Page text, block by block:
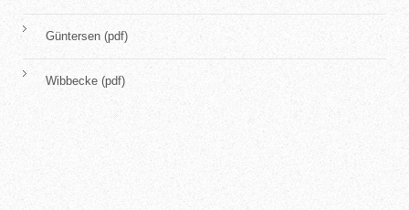
Güntersen (pdf)
Wibbecke (pdf)